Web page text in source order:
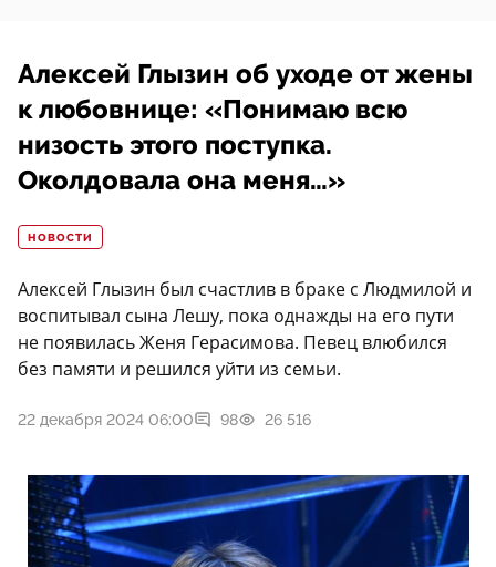
Алексей Глызин об уходе от жены
к любовнице: «Понимаю всю
низость этого поступка.
Околдовала она меня…»
НОВОСТИ
Алексей Глызин был счастлив в браке с Людмилой и
воспитывал сына Лешу, пока однажды на его пути
не появилась Женя Герасимова. Певец влюбился
без памяти и решился уйти из семьи.
22 декабря 2024 06:00 98 26 516